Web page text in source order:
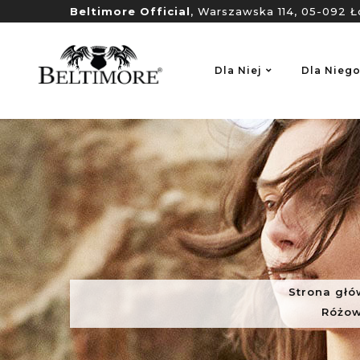
Beltimore Official, Warszawska 114, 05-092
Dla Niej Dla Niego
Strona